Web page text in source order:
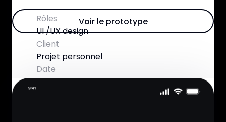
Rôles
UI /UX design
Client
Projet personnel
Date
2022
Voir le prototype